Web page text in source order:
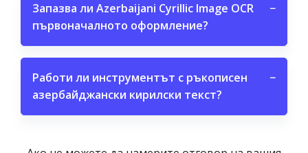
Запазва ли Azerbaijani Cyrillic Image OCR
първоначалното оформление?
−
Работи ли инструментът с ръкописен
азербайджански кирилски текст?
−